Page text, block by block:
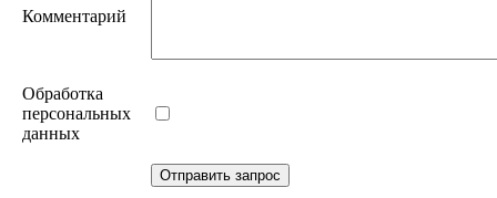
Комментарий
Обработка
персональных
данных